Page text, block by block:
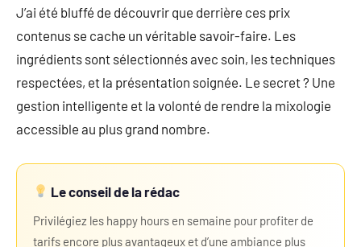
J’ai été bluffé de découvrir que derrière ces prix
contenus se cache un véritable savoir-faire. Les
ingrédients sont sélectionnés avec soin, les techniques
respectées, et la présentation soignée. Le secret ? Une
gestion intelligente et la volonté de rendre la mixologie
accessible au plus grand nombre.
Le conseil de la rédac
Privilégiez les happy hours en semaine pour profiter de
tarifs encore plus avantageux et d’une ambiance plus